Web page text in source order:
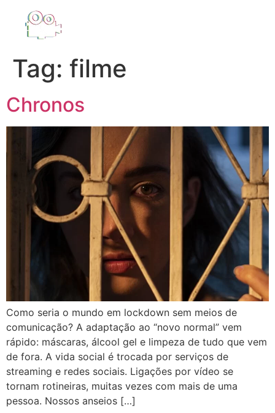
Tag: filme
Chronos
Como seria o mundo em lockdown sem meios de
comunicação? A adaptação ao “novo normal” vem
rápido: máscaras, álcool gel e limpeza de tudo que vem
de fora. A vida social é trocada por serviços de
streaming e redes sociais. Ligações por vídeo se
tornam rotineiras, muitas vezes com mais de uma
pessoa. Nossos anseios […]